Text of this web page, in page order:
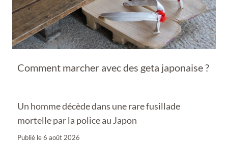
Comment marcher avec des geta japonaise ?
Un homme décède dans une rare fusillade
mortelle par la police au Japon
Publié le6 août 2026